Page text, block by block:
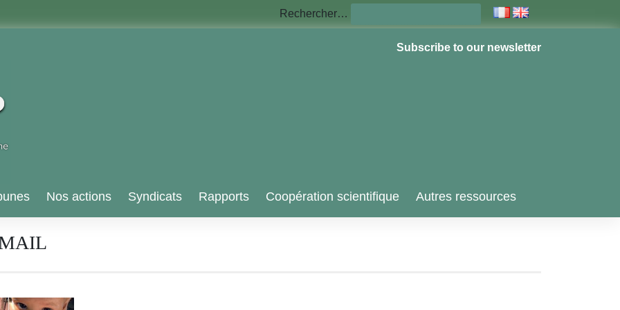
Rechercher…
Subscribe to our newsletter
Nos actions Syndicats Rapports Coopération scientifique Autres ressources